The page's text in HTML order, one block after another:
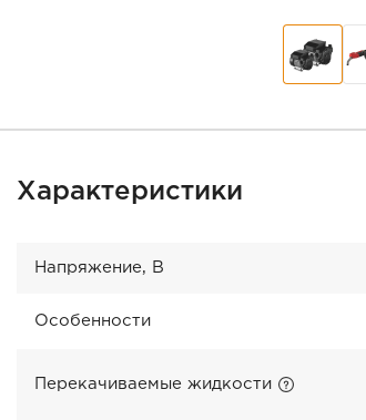
Характеристики
Напряжение, В
Особенности
Перекачиваемые жидкости